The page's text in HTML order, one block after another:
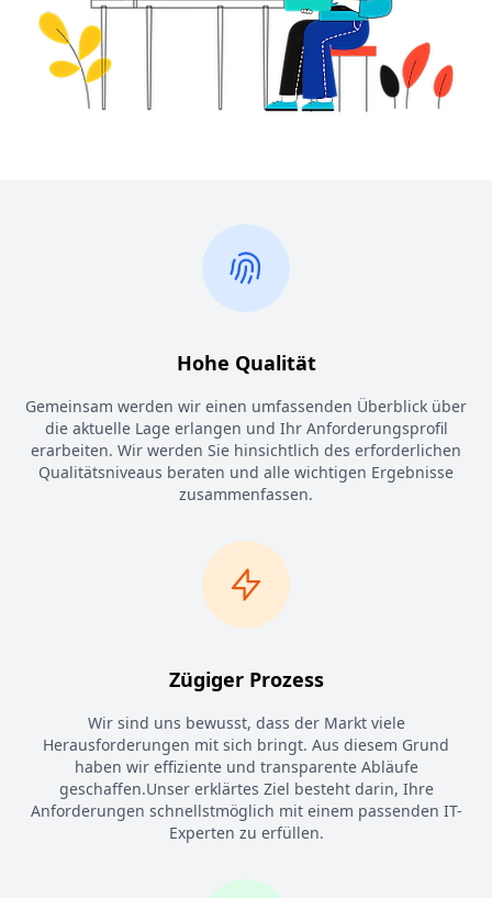
Hohe Qualität
Gemeinsam werden wir einen umfassenden Überblick über
die aktuelle Lage erlangen und Ihr Anforderungsprofil
erarbeiten. Wir werden Sie hinsichtlich des erforderlichen
Qualitätsniveaus beraten und alle wichtigen Ergebnisse
zusammenfassen.
Zügiger Prozess
Wir sind uns bewusst, dass der Markt viele
Herausforderungen mit sich bringt. Aus diesem Grund
haben wir effiziente und transparente Abläufe
geschaffen.Unser erklärtes Ziel besteht darin, Ihre
Anforderungen schnellstmöglich mit einem passenden IT-
Experten zu erfüllen.